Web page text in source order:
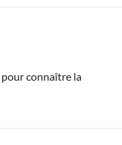
pour connaître la